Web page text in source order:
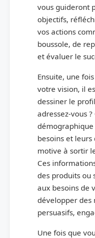
vous guideront
objectifs,
vos actions
boussole, de
et évaluer le
Ensuite, une
votre vision, il
dessiner le
adressez-vous
démographique
besoins et leurs
motive à sortir
Ces
des produits ou
aux besoins de
développer des
persuasifs,
Une fois que